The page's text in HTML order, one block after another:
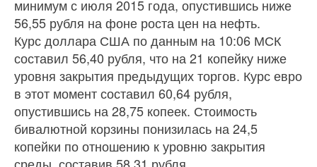
минимум с июля 2015 года, опустившись ниже
56,55 рубля на фоне роста цен на нефть.
Курс доллара США по данным на 10:06 МСК
составил 56,40 рубля, что на 21 копейку ниже
уровня закрытия предыдущих торгов. Курс евро
в этот момент составил 60,64 рубля,
опустившись на 28,75 копеек. Стоимость
бивалютной корзины понизилась на 24,5
копейки по отношению к уровню закрытия